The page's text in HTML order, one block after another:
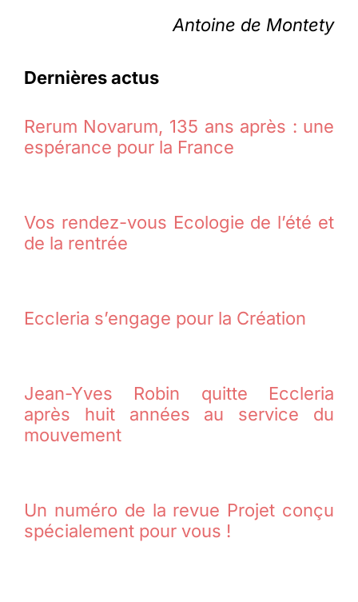
Antoine de Montety
Dernières actus
Rerum Novarum, 135 ans après : une
espérance pour la France
Vos rendez-vous Ecologie de l’été et
de la rentrée
Eccleria s’engage pour la Création
Jean-Yves Robin quitte Eccleria
après huit années au service du
mouvement
Un numéro de la revue Projet conçu
spécialement pour vous !